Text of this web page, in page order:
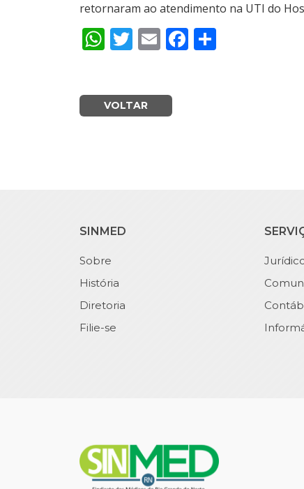
retornaram ao atendimento na UTI do
WhatsApp
Twitter
EmailFacebook
VOLTAR
SINMED
Sobre
História
Diretoria
Filie-se